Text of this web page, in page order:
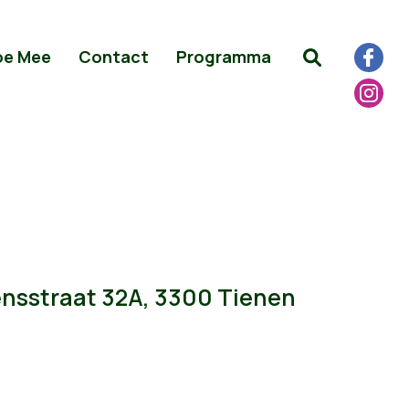
Mee Contact Programma
32A, 3300 Tienen